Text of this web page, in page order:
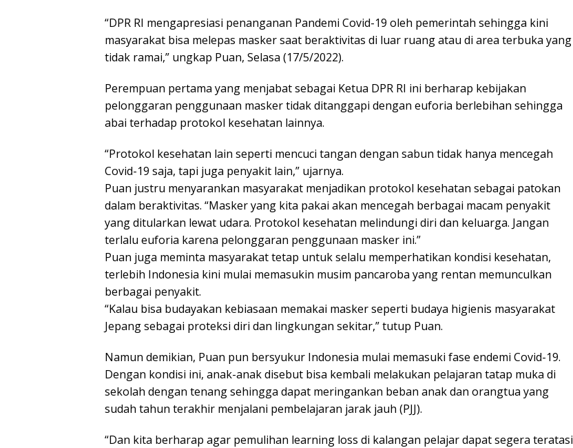
“DPR RI mengapresiasi penanganan Pandemi Covid-19 oleh pemerintah sehingga kini
masyarakat bisa melepas masker saat beraktivitas di luar ruang atau di area terbuka yang
tidak ramai,” ungkap Puan, Selasa (17/5/2022).
Perempuan pertama yang menjabat sebagai Ketua DPR RI ini berharap kebijakan
pelonggaran penggunaan masker tidak ditanggapi dengan euforia berlebihan sehingga
abai terhadap protokol kesehatan lainnya.
“Protokol kesehatan lain seperti mencuci tangan dengan sabun tidak hanya mencegah
Covid-19 saja, tapi juga penyakit lain,” ujarnya.
Puan justru menyarankan masyarakat menjadikan protokol kesehatan sebagai patokan
dalam beraktivitas. “Masker yang kita pakai akan mencegah berbagai macam penyakit
yang ditularkan lewat udara. Protokol kesehatan melindungi diri dan keluarga. Jangan
terlalu euforia karena pelonggaran penggunaan masker ini.”
Puan juga meminta masyarakat tetap untuk selalu memperhatikan kondisi kesehatan,
terlebih Indonesia kini mulai memasukin musim pancaroba yang rentan memunculkan
berbagai penyakit.
“Kalau bisa budayakan kebiasaan memakai masker seperti budaya higienis masyarakat
Jepang sebagai proteksi diri dan lingkungan sekitar,” tutup Puan.
Namun demikian, Puan pun bersyukur Indonesia mulai memasuki fase endemi Covid-19.
Dengan kondisi ini, anak-anak disebut bisa kembali melakukan pelajaran tatap muka di
sekolah dengan tenang sehingga dapat meringankan beban anak dan orangtua yang
sudah tahun terakhir menjalani pembelajaran jarak jauh (PJJ).
“Dan kita berharap agar pemulihan learning loss di kalangan pelajar dapat segera teratasi